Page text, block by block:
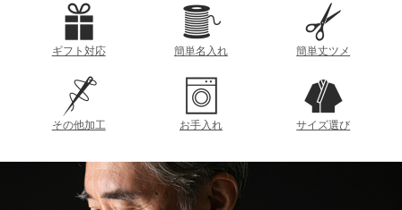
表地：絹100%(ぐんま200・かべお召し糸)
裏地：ポリエステル100%
洗濯方法
ドライ
日本（桐生）
参考重量 (Lサイズ)
215g
なし
ギフト対応 簡単名入れ 簡単丈ツメ
その他加工 お手入れ サイズ選び